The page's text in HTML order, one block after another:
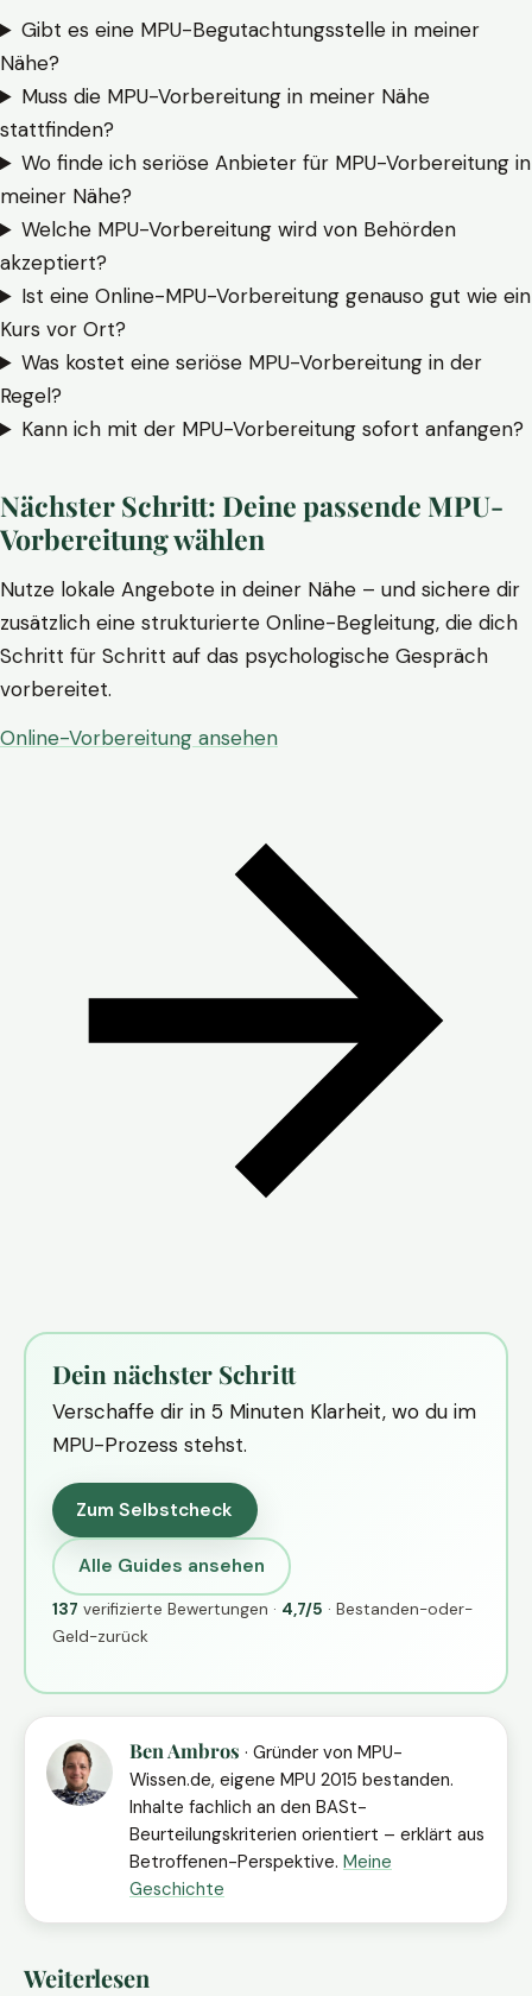
Gibt es eine MPU-Begutachtungsstelle in meiner
Nähe?
Muss die MPU-Vorbereitung in meiner Nähe
stattfinden?
Wo finde ich seriöse Anbieter für MPU-Vorbereitung in
meiner Nähe?
Welche MPU-Vorbereitung wird von Behörden
akzeptiert?
Ist eine Online-MPU-Vorbereitung genauso gut wie ein
Kurs vor Ort?
Was kostet eine seriöse MPU-Vorbereitung in der
Regel?
Kann ich mit der MPU-Vorbereitung sofort anfangen?
Nächster Schritt: Deine passende MPU-
Vorbereitung wählen
Nutze lokale Angebote in deiner Nähe – und sichere dir
zusätzlich eine strukturierte Online-Begleitung, die dich
Schritt für Schritt auf das psychologische Gespräch
vorbereitet.
Online-Vorbereitung ansehen
Dein nächster Schritt
Verschaffe dir in 5 Minuten Klarheit, wo du im
MPU-Prozess stehst.
Zum Selbstcheck
Alle Guides ansehen
137 verifizierte Bewertungen · 4,7/5 · Bestanden-oder-
Geld-zurück
Ben Ambros · Gründer von MPU-
Wissen.de, eigene MPU 2015 bestanden.
Inhalte fachlich an den BASt-
Beurteilungskriterien orientiert – erklärt aus
Betroffenen-Perspektive. Meine
Geschichte
Weiterlesen